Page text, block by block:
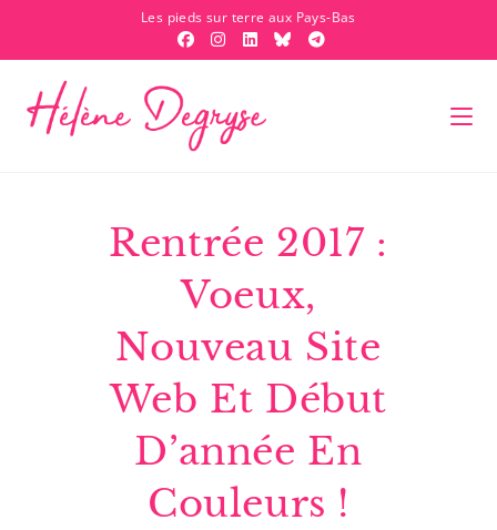
Les pieds sur terre aux Pays-Bas
Rentrée 2017 :
Voeux,
Nouveau Site
Web Et Début
D’année En
Couleurs !